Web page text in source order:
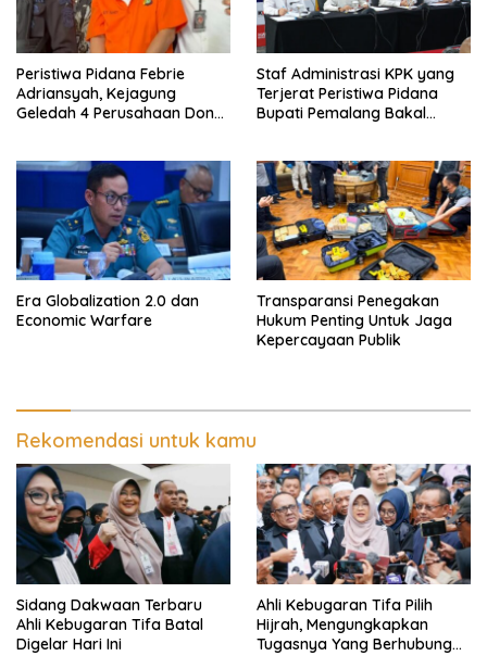
Peristiwa Pidana Febrie
Adriansyah, Kejagung
Geledah 4 Perusahaan Don
Staf Administrasi KPK yang
Terjerat Peristiwa Pidana
Bupati Pemalang Bakal
Era Globalization 2.0 dan
Economic Warfare
Transparansi Penegakan
Hukum Penting Untuk Jaga
Kepercayaan Publik
Rekomendasi untuk kamu
Sidang Dakwaan Terbaru
Ahli Kebugaran Tifa Batal
Digelar Hari Ini
Ahli Kebugaran Tifa Pilih
Hijrah, Mengungkapkan
Tugasnya Yang Berhubungan